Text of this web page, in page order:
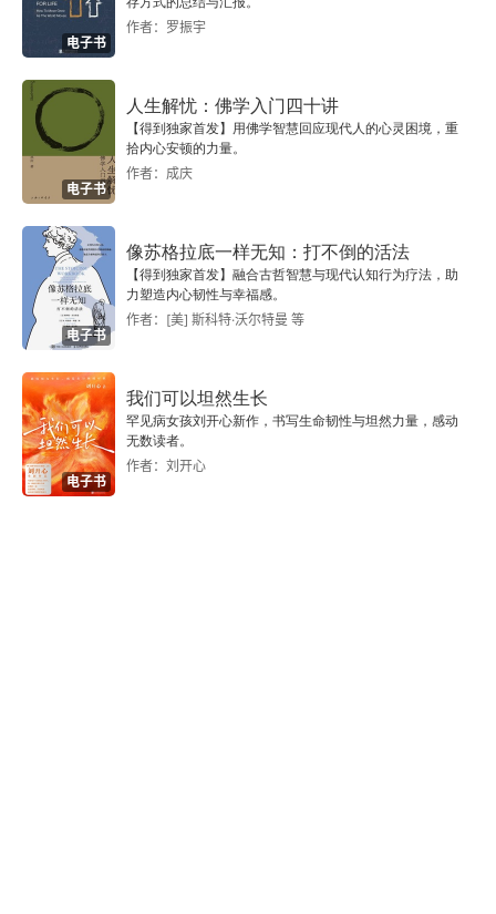
二 副使
四 随员和服务人员
五 使团规模
第三章 外交方式（上）
第一节 朝
一 “朝”义略释
二 “朝”关系的发展
第二节 贡
一 “贡”义略释
电子书
作者：罗振宇
电子书
人生解忧：佛学入门四十讲
【得到独家首发】用佛学智慧回应现代人的心灵困境，重
拾内心安顿的力量。
作者：成庆
电子书
像苏格拉底一样无知：打不倒的活法
【得到独家首发】融合古哲智慧与现代认知行为疗法，助
力塑造内心韧性与幸福感。
作者：[美] 斯科特·沃尔特曼 等
电子书
我们可以坦然生长
罕见病女孩刘开心新作，书写生命韧性与坦然力量，感动
无数读者。
作者：刘开心